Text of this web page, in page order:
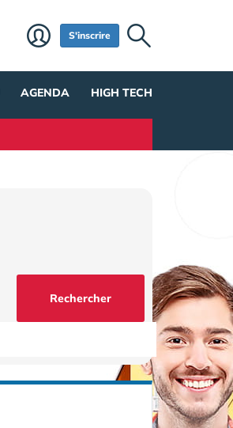
S'inscrire
AGENDA HIGH TECH
Rechercher